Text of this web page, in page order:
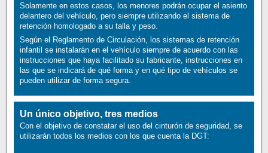
Solamente en estos casos, los menores podrán ocupar el asiento
delantero del vehículo, pero siempre utilizando el sistema de
retención homologado a su talla y peso.
Según el Reglamento de Circulación, los sistemas de retención
infantil se instalarán en el vehículo siempre de acuerdo con las
instrucciones que haya facilitado su fabricante, instrucciones en
las que se indicará de qué forma y en qué tipo de vehículos se
pueden utilizar de forma segura.
Un único objetivo, tres medios
Con el objetivo de constatar el uso del cinturón de seguridad, se
utilizarán todos los medios con los que cuenta la DGT: